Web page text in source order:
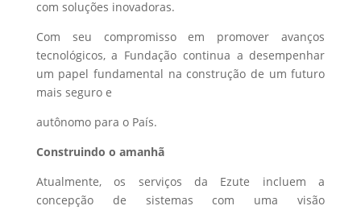
com soluções inovadoras.
Com seu compromisso em promover avanços
tecnológicos, a Fundação continua a desempenhar
um papel fundamental na construção de um futuro
mais seguro e
autônomo para o País.
Construindo o amanhã
Atualmente, os serviços da Ezute incluem a
concepção de sistemas com uma visão